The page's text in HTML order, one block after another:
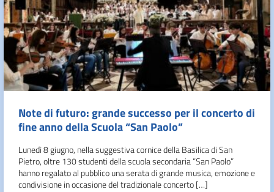
Note di futuro: grande successo per il concerto di
fine anno della Scuola “San Paolo”
Lunedì 8 giugno, nella suggestiva cornice della Basilica di San
Pietro, oltre 130 studenti della scuola secondaria “San Paolo”
hanno regalato al pubblico una serata di grande musica, emozione e
condivisione in occasione del tradizionale concerto […]